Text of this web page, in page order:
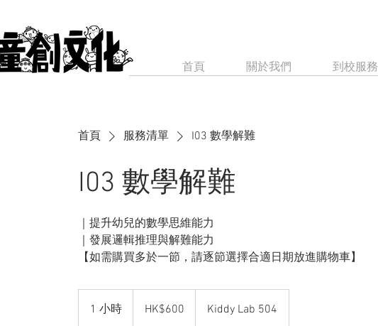
首頁 關於我們 到校服務
首頁 服務清單 I03 數學解難
I03 數學解難
｜提升幼兒的數學思維能力
｜發展邏輯推理與解難能力
【如需購買多於一節，請逐節選擇合適日期放進購物車】
1 小時
KongHK$600 Kiddy Lab 504